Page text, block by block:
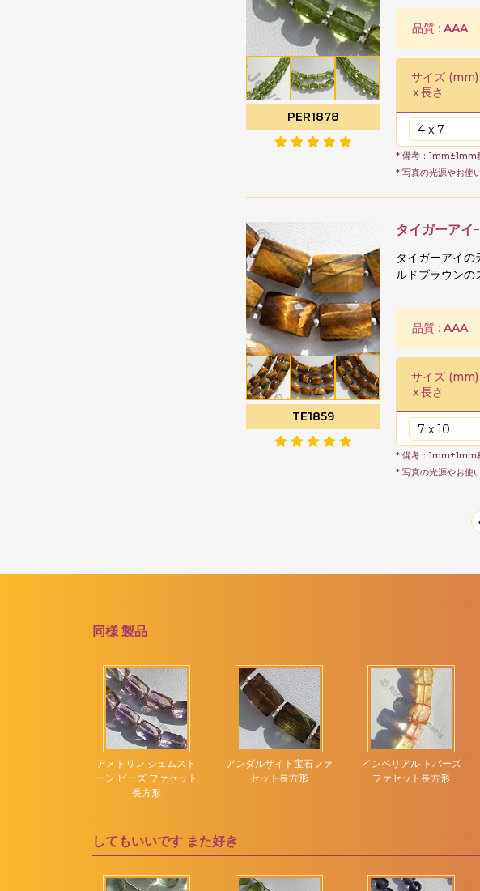
バイカラークォーツ
バラ石英
ピーチムーンストーン
ビールクォーツ
ピンクアメジスト
ピンクオパール
ピンクサファイア
ピンクスピネル
ピンクトパーズ
ぽっちゃりハートのブ
リオレット
ポリゴンダイヤモンド
カット
マーキスカット
ムーンフラワーカット
ローズカットカボショ
ン
五角形の形状
刻まれたハート
刻まれた葉
PER1878
品質 : AAA
サイズ
x長さ
* 備考：1mm±1mm
* 写真の光源やお使
TE1859
タイガーアイ
タイガーアイ
ルドブラウンの
品質 : AAA
サイズ
x長さ
* 備考：1mm±1mm
* 写真の光源やお使
同様 製品
アメトリン ジェムスト
ーン ビーズ ファセット
長方形
アンダルサイト宝石ファ
セット長方形
インペリアル トパーズ
ファセット長方形
してもいいです また好き